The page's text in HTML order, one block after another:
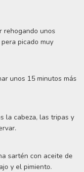
rehogando unos
picado muy
unos 15 minutos más
la cabeza, las tripas y
sartén con aceite de
y el pimiento.